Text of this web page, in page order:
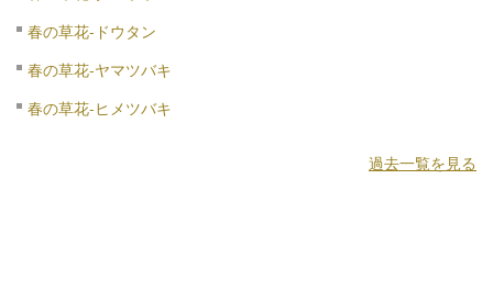
春の草花-ドウタン
春の草花-ヤマツバキ
春の草花-ヒメツバキ
過去一覧を見る